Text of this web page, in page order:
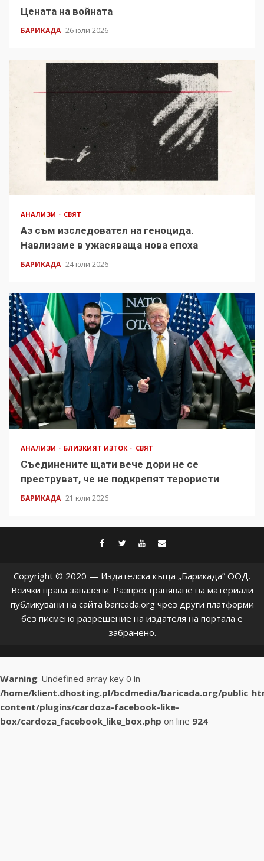
Цената на войната
БАРИКАДА 26 юли 2026
АНАЛИЗИ СВЯТ
Аз съм изследовател на геноцида.
Навлизаме в ужасяваща нова епоха
БАРИКАДА 24 юли 2026
АНАЛИЗИ БЛИЗКИЯТ ИЗТОК СВЯТ
Съединените щати вече дори не се
преструват, че не подкрепят терористи
БАРИКАДА 21 юли 2026
facebook
twitter
youtube
Copyright © 2020 — Издателска къща „Барикада” ООД.
Всички права запазени. Разпространяване на материали
публикувани на сайта baricada.org чрез други платформи
без писмено разрешение на издателя на портала е
забранено.
Warning: Undefined array key 0 in
/home/klient.dhosting.pl/bcdmedia/baricada.org/
content/plugins/cardoza-facebook-like-
box/cardoza_facebook_like_box.php on line 924